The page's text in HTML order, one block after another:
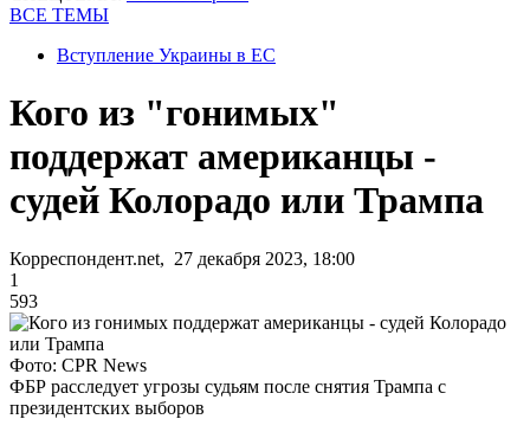
ВСЕ ТЕМЫ
Вступление Украины в ЕС
Кого из "гонимых"
поддержат американцы -
судей Колорадо или Трампа
Корреспондент.net, 27 декабря 2023, 18:00
1
593
Фото: CPR News
ФБР расследует угрозы судьям после снятия Трампа с
президентских выборов